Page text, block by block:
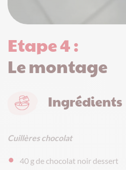
Etape 4 :
Le montage
Ingrédients
Cuillères chocolat
40 g de chocolat noir dessert